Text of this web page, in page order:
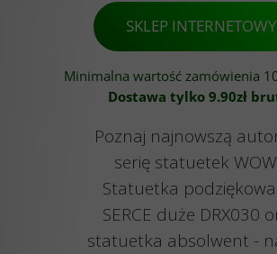
Minimalna wartość zamówienia
Dostawa tylko 9.90zł
Poznaj najnowszą
serię statuetek
Statuetka
SERCE duże DRX030
statuetka absolwent -
SKLEP INTERNETOWY